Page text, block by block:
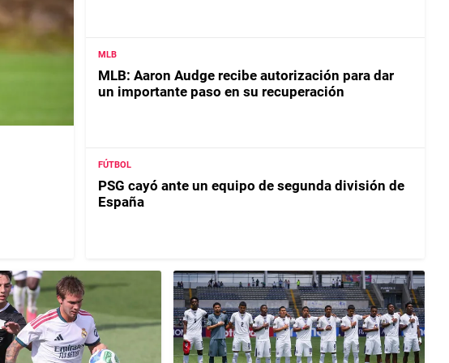
MLB
MLB: Aaron Audge recibe autorización para dar
un importante paso en su recuperación
FÚTBOL
PSG cayó ante un equipo de segunda división de
España